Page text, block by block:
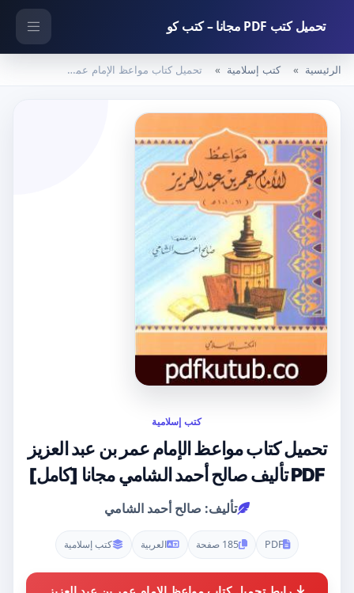
تحميل كتب PDF مجانا – كتب كو
الرئيسية كتب إسلامية تحميل كتاب مواعظ الإمام عمر بن عبد العزيز PDF تأليف صالح أحمد الشامي مجانا [كامل]
كتب إسلامية
تحميل كتاب مواعظ الإمام عمر بن عبد العزيز
PDF تأليف صالح أحمد الشامي مجانا [كامل]
تأليف: صالح أحمد الشامي
PDF 185 صفحة العربية كتب إسلامية